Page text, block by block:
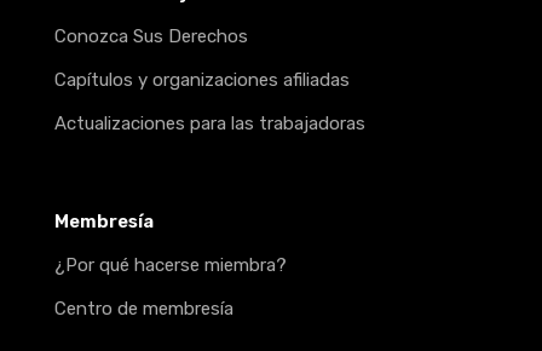
Conozca Sus Derechos
Capítulos y organizaciones afiliadas
Actualizaciones para las trabajadoras
Membresía
¿Por qué hacerse miembra?
Centro de membresía